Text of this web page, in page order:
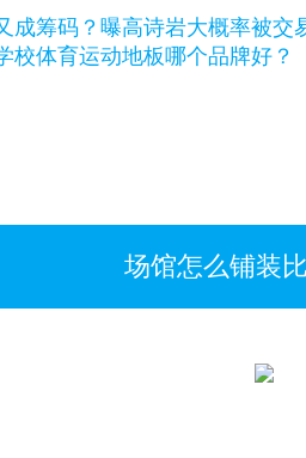
成筹码？曝高诗岩大概率被交
校体育运动地板哪个品牌好？
场馆怎么铺装